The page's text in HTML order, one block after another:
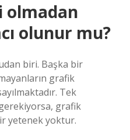
olmadan
olunur mu?
biri. Başka bir
grafik
Tek
grafik
yetenek yoktur.